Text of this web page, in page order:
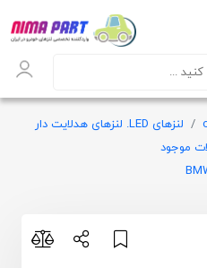
لنزهای LED. لنزهای هدلایت دار
موجود